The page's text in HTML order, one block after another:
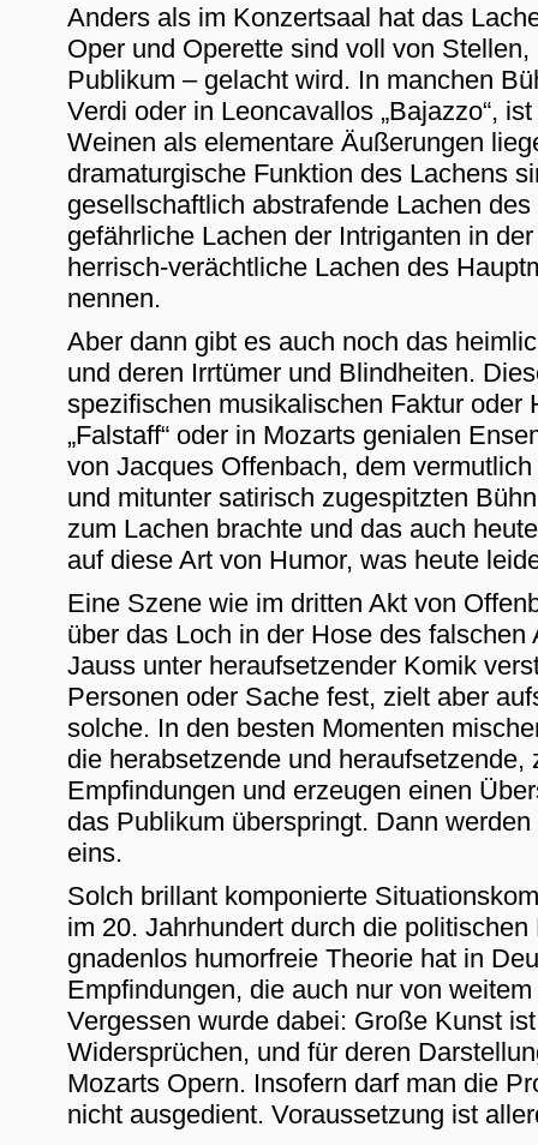
Anders als im Konzertsaal hat das
Oper und Operette sind voll von
Publikum – gelacht wird. In manchen
Verdi oder in Leoncavallos „Bajazzo“,
Weinen als elementare Äußerungen
dramaturgische Funktion des Lachens
gesellschaftlich abstrafende Lachen
gefährliche Lachen der Intriganten in
herrisch-verächtliche Lachen des
nennen.
Aber dann gibt es auch noch das
und deren Irrtümer und Blindheiten.
spezifischen musikalischen Faktur
„Falstaff“ oder in Mozarts genialen
von Jacques Offenbach, dem
und mitunter satirisch zugespitzten
zum Lachen brachte und das auch
auf diese Art von Humor, was heute
Eine Szene wie im dritten Akt von
über das Loch in der Hose des
Jauss unter heraufsetzender Komik
Personen oder Sache fest, zielt aber
solche. In den besten Momenten
die herabsetzende und
Empfindungen und erzeugen einen
das Publikum überspringt. Dann
eins.
Solch brillant komponierte
im 20. Jahrhundert durch die
gnadenlos humorfreie Theorie hat in
Empfindungen, die auch nur von
Vergessen wurde dabei: Große Kunst
Widersprüchen, und für deren
Mozarts Opern. Insofern darf man die
nicht ausgedient. Voraussetzung ist